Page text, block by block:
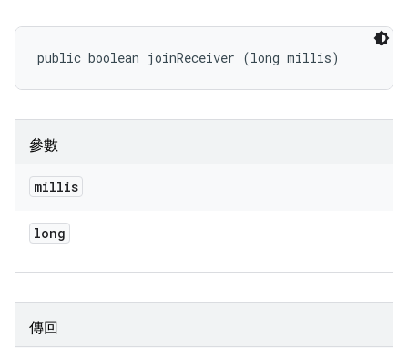
public boolean joinReceiver (long millis)
參數
millis
long
傳回